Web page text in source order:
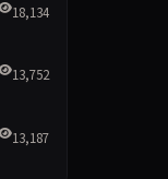
针对法律行
18,134
13,752
13,187